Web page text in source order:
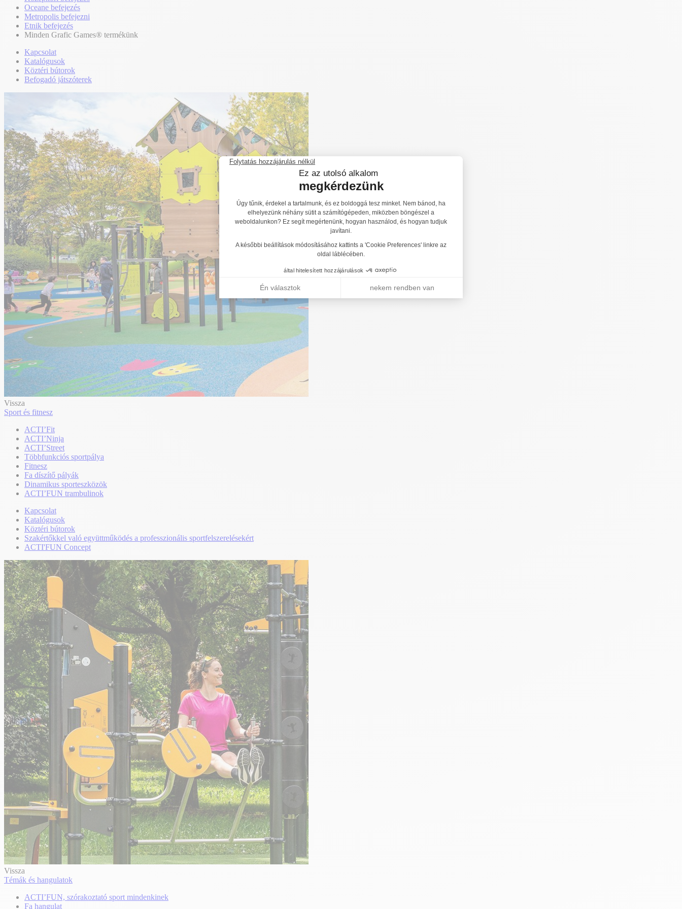
Oceane befejezés
Metropolis befejezni
Etnik befejezés
Minden Grafic Games® termékünk
Kapcsolat
Katalógusok
Köztéri bútorok
Befogadó játszóterek
Vissza
Sport és fitnesz
ACTI’Fit
ACTI’Ninja
ACTI’Street
Többfunkciós sportpálya
Fitnesz
Fa díszítő pályák
Dinamikus sporteszközök
ACTI’FUN trambulinok
Kapcsolat
Katalógusok
Köztéri bútorok
Szakértőkkel való együttműködés a professzionális sportfelszerelésekért
ACTI'FUN Concept
Vissza
Témák és hangulatok
ACTI’FUN, szórakoztató sport mindenkinek
Fa hangulat